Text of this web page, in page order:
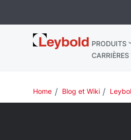
Leybold
France
PRODUITS
CARRIÈRES
Home Blog et Wiki